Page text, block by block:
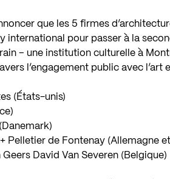
que les 5 firmes
international pour passer à la
– une institution culturelle à
l’engagement public avec l’art
(États-unis)
(Danemark)
+ Pelletier de Fontenay (Allemagne
Geers David Van Severen (Belgique)